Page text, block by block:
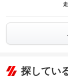
探してい